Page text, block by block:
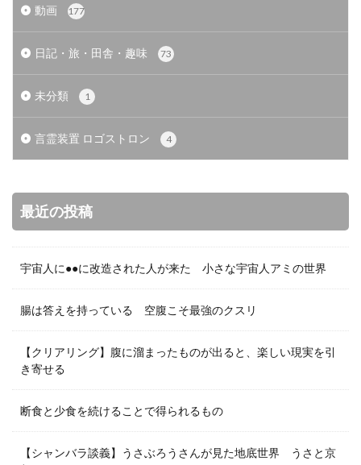
動画 177
日記・旅・田舎・趣味 73
未分類 1
言霊装置 ロゴストロン 4
最近の投稿
宇宙人に●●に改造された人が来た 小さな宇宙人アミの世界
腸は答えを持っている 空腹こそ最強のクスリ
【クリアリング】腹に溜まったものが出ると、楽しい現実を引
き寄せる
断食と少食を続けることで得られるもの
【シャンバラ談義】うさぶろうさんが見た地底世界 うさと京